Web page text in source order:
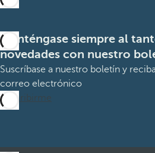
Manténgase siempre al
novedades con nuestro
Suscríbase a nuestro boletín y
correo electrónico
Suscribirme